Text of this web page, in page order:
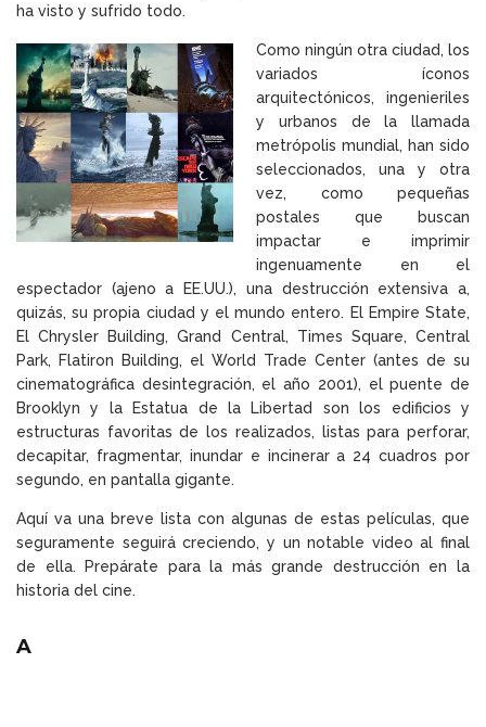
ha visto y sufrido todo.
Como ningún otra ciudad, los
variados íconos
arquitectónicos, ingenieriles
y urbanos de la llamada
metrópolis mundial, han sido
seleccionados, una y otra
vez, como pequeñas
postales que buscan
impactar e imprimir
ingenuamente en el
espectador (ajeno a EE.UU.), una destrucción extensiva a,
quizás, su propia ciudad y el mundo entero. El Empire State,
El Chrysler Building, Grand Central, Times Square, Central
Park, Flatiron Building, el World Trade Center (antes de su
cinematográfica desintegración, el año 2001), el puente de
Brooklyn y la Estatua de la Libertad son los edificios y
estructuras favoritas de los realizados, listas para perforar,
decapitar, fragmentar, inundar e incinerar a 24 cuadros por
segundo, en pantalla gigante.
Aquí va una breve lista con algunas de estas películas, que
seguramente seguirá creciendo, y un notable video al final
de ella. Prepárate para la más grande destrucción en la
historia del cine.
A